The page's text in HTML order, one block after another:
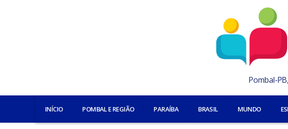
Pombal-
INÍCIO POMBAL E REGIÃO PARAÍBA BRASIL MUNDO